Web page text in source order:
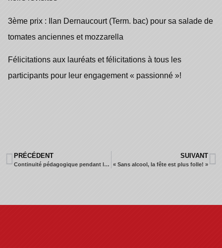
3ème prix : Ilan Dernaucourt (Term. bac) pour sa salade de
tomates anciennes et mozzarella
Félicitations aux lauréats et félicitations à tous les
participants pour leur engagement « passionné »!
PRÉCÉDENT
Continuité pédagogique pendant le confinement
SUIVANT
« Sans alcool, la fête est plus folle! »